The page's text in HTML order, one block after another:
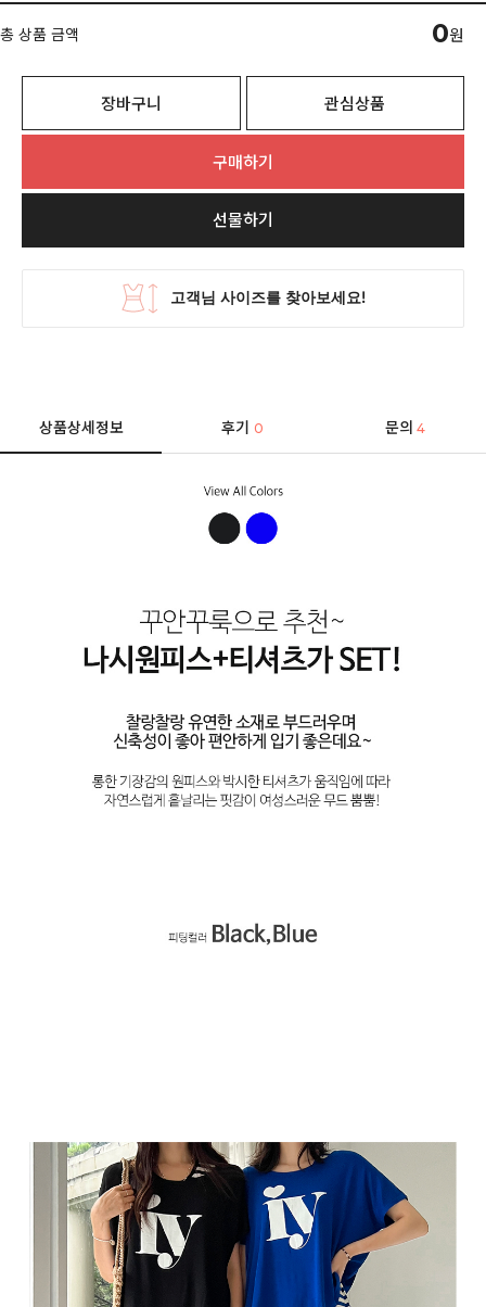
총 상품 금액 0원
장바구니 관심상품
구매하기
선물하기
상품상세정보 후기0 문의 4